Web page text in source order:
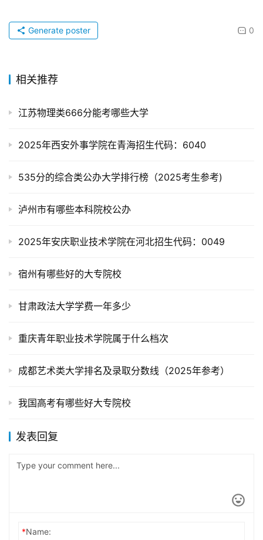
0
Generate poster
相关推荐
江苏物理类666分能考哪些大学
2025年西安外事学院在青海招生代码：6040
535分的综合类公办大学排行榜（2025考生参考)
泸州市有哪些本科院校公办
2025年安庆职业技术学院在河北招生代码：0049
宿州有哪些好的大专院校
甘肃政法大学学费一年多少
重庆青年职业技术学院属于什么档次
成都艺术类大学排名及录取分数线（2025年参考）
我国高考有哪些好大专院校
发表回复
*Name: